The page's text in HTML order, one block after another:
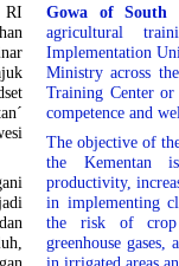
RI
Gowa of South
agricultural
Implementation
Ministry across
Training Center
competence and
The objective of
the Kementan
productivity,
in implementing
the risk of
greenhouse gases,
in irrigated areas